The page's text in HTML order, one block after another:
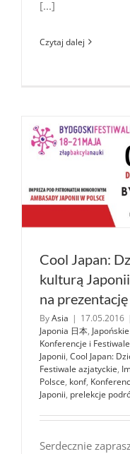
[...]
Czytaj dalej
Cool Japan:
kulturą
na prezentację
ByAsia | 17.05.2016
Japonia 日本,
Konferencje i Festiwale
Japonii, Cool Japan:
Festiwale azjatyckie,
Polsce, konf,
Japonii, prelekcje
Serdecznie